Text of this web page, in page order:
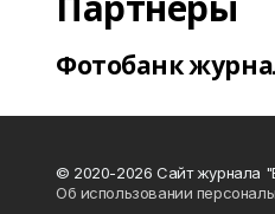
Фотобанк
© 2020-2026 Сайт журнала
Об использовании